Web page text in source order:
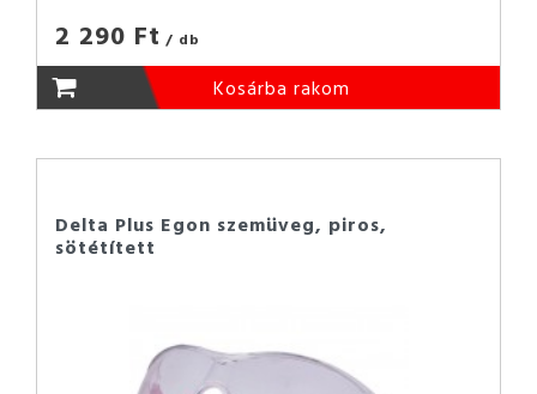
2 290 Ft / db
Kosárba rakom
Delta Plus Egon szemüveg, piros,
sötétített